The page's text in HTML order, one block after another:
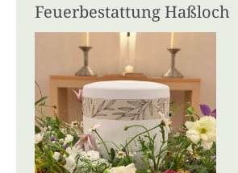
Feuerbestattung Haßloch